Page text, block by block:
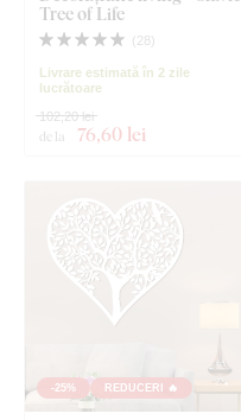
Tree of Life
( 28 )
Livrare estimată în 2 zile
lucrătoare
de la 76,60 lei
102,20 lei
-25% REDUCERI 🔥